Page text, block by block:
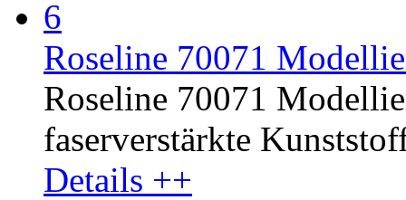
Roseline 70071
Roseline 70071
faserverstärkte
Details ++